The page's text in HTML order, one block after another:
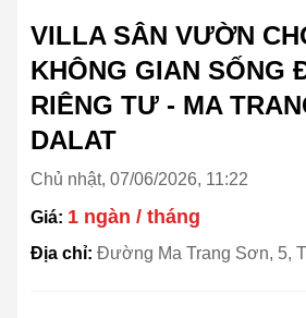
VILLA SÂN VƯỜN
KHÔNG GIAN SỐNG
RIÊNG TƯ - MA
DALAT
Chủ nhật, 07/06/2026, 11:22
Giá: 1 ngàn / tháng
Địa chỉ: Đường Ma Trang Sơn, 5,